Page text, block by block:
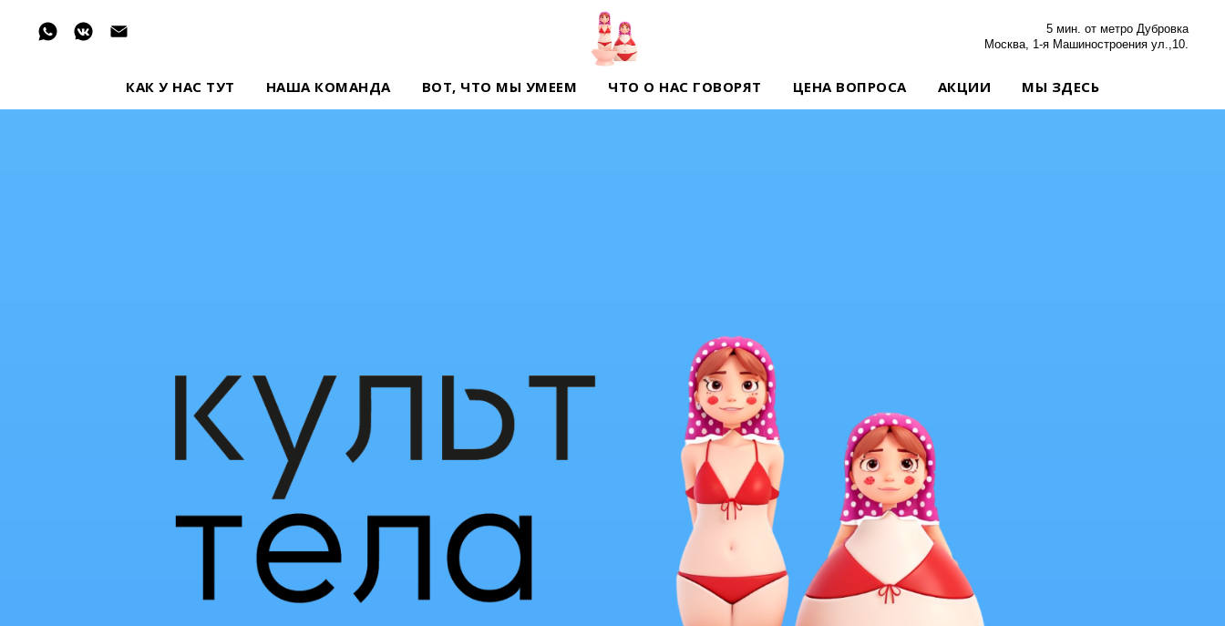
5 мин. от метро Дубровка
Москва, 1-я Машиностроения ул.,10.
КАК У НАС ТУТ НАША КОМАНДА ВОТ, ЧТО МЫ УМЕЕМ ЧТО О НАС ГОВОРЯТ ЦЕНА ВОПРОСА АКЦИИ МЫ ЗДЕСЬ